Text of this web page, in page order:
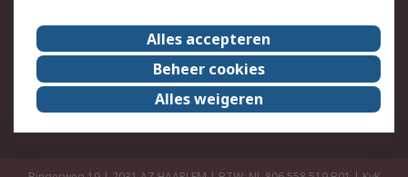
Over RS
RS Group
Over ons
RS wereldwijd
Werken bij RS
ESG
Alles accepteren
Beheer cookies
Alles weigeren